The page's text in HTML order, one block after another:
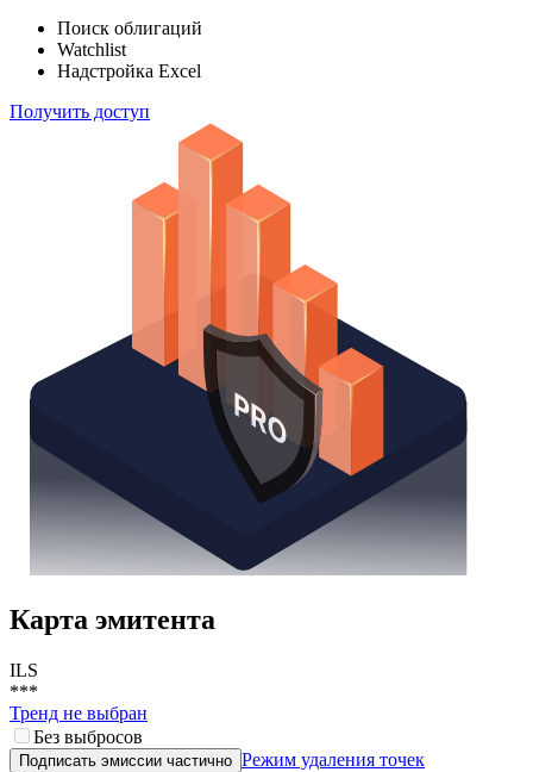
Поиск облигаций
Watchlist
Надстройка Excel
Получить доступ
Карта эмитента
ILS
***
Тренд не выбран
Без выбросов
Режим удаления точек